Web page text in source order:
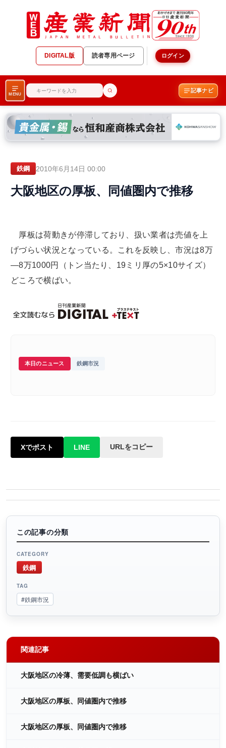
DIGITAL版 読者専用ページ ログイン
MENU
記事ナビ
鉄鋼 2010年6月14日 00:00
大阪地区の厚板、同値圏内で推移
厚板は荷動きが停滞しており、扱い業者は売値を上
げづらい状況となっている。これを反映し、市況は8万
―8万1000円（トン当たり、19ミリ厚の5×10サイズ）
どころで横ばい。
本日のニュース 鉄鋼市況
Xでポスト LINE URLをコピー
この記事の分類
CATEGORY
鉄鋼
TAG
#鉄鋼市況
関連記事
大阪地区の冷薄、需要低調も横ばい
大阪地区の厚板、同値圏内で推移
大阪地区の厚板、同値圏内で推移